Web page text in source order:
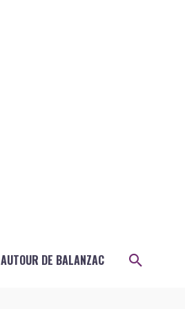
AUTOUR DE BALANZAC